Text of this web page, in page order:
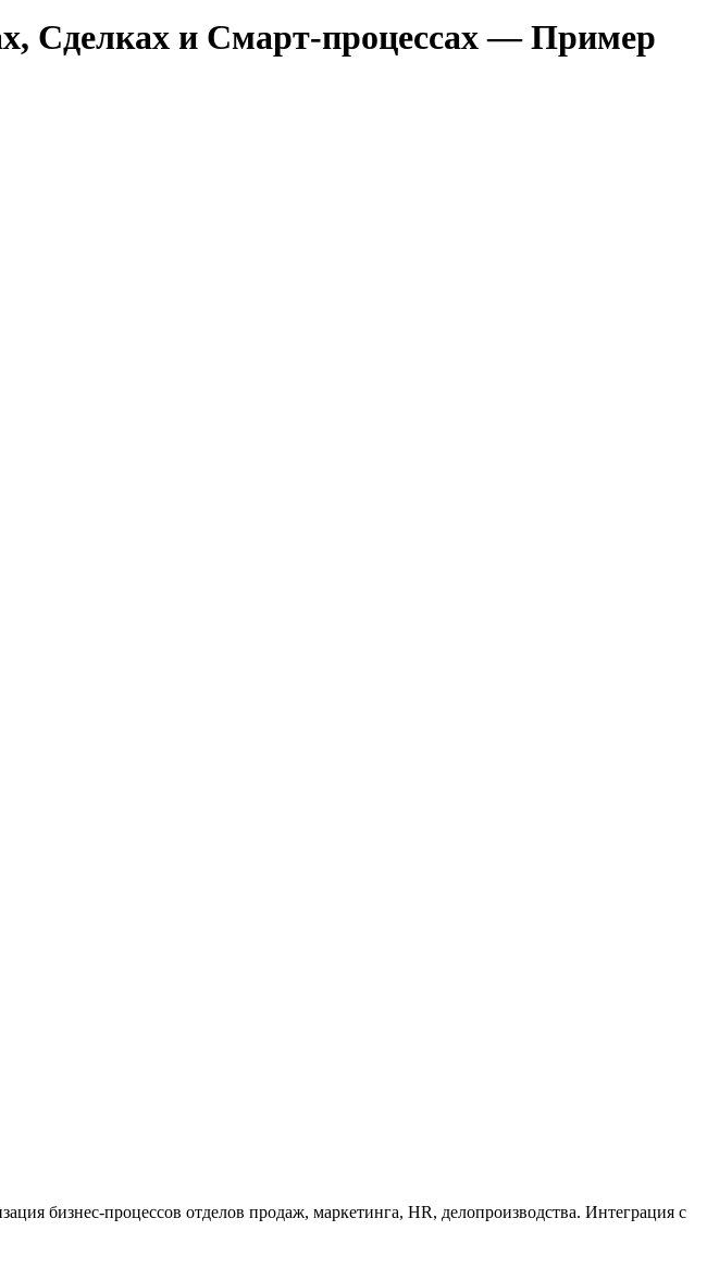
Сделках и Смарт-процессах — Пример
бизнес-процессов отделов продаж, маркетинга, HR, делопроизводства. Интеграция с